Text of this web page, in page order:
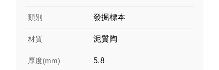
類別 發掘標本
材質 泥質陶
厚度(mm) 5.8